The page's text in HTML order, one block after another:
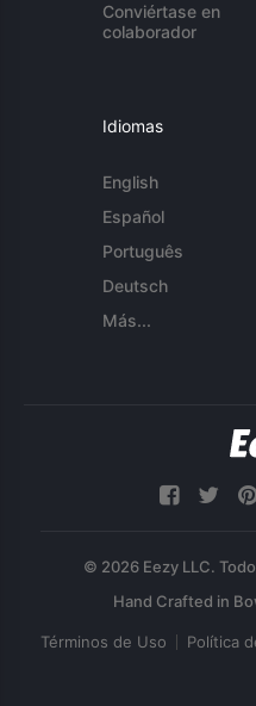
Conviértase en
colaborador
Idiomas
English
Español
Português
Deutsch
Más...
© 2026 Eezy LLC.
Términos de Uso Política